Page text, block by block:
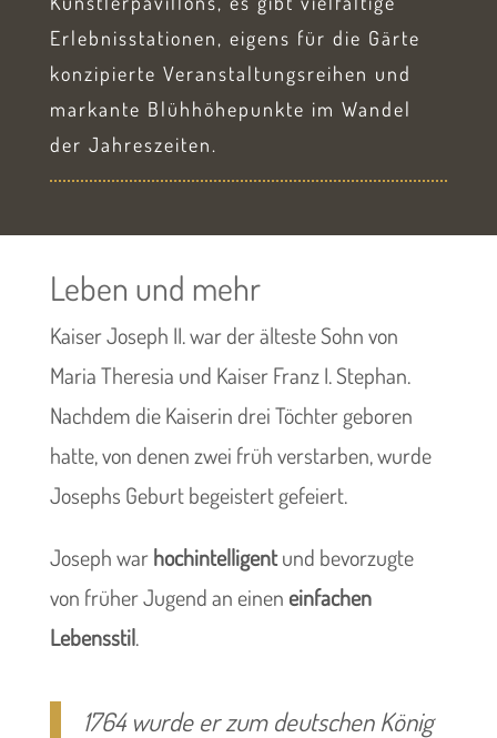
Erlebnisstationen, eigens für die Gärte
konzipierte Veranstaltungsreihen und
markante Blühhöhepunkte im Wandel
der Jahreszeiten.
Leben und mehr
Kaiser Joseph II. war der älteste Sohn von
Maria Theresia und Kaiser Franz I. Stephan.
Nachdem die Kaiserin drei Töchter geboren
hatte, von denen zwei früh verstarben, wurde
Josephs Geburt begeistert gefeiert.
Joseph warhochintelligentund bevorzugte
von früher Jugend an einen einfachen
Lebensstil.
1764 wurde er zum deutschen König